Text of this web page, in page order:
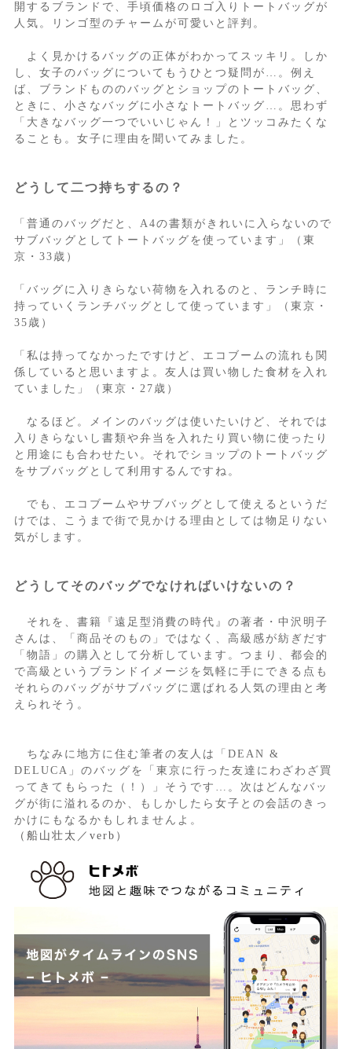
開するブランドで、手頃価格のロゴ入りトートバッグが
人気。リンゴ型のチャームが可愛いと評判。
よく見かけるバッグの正体がわかってスッキリ。しか
し、女子のバッグについてもうひとつ疑問が…。例え
ば、ブランドもののバッグとショップのトートバッグ、
ときに、小さなバッグに小さなトートバッグ…。思わず
「大きなバッグ一つでいいじゃん！」とツッコみたくな
ることも。女子に理由を聞いてみました。
どうして二つ持ちするの？
「普通のバッグだと、A4の書類がきれいに入らないので
サブバッグとしてトートバッグを使っています」（東
京・33歳）
「バッグに入りきらない荷物を入れるのと、ランチ時に
持っていくランチバッグとして使っています」（東京・
35歳）
「私は持ってなかったですけど、エコブームの流れも関
係していると思いますよ。友人は買い物した食材を入れ
ていました」（東京・27歳）
なるほど。メインのバッグは使いたいけど、それでは
入りきらないし書類や弁当を入れたり買い物に使ったり
と用途にも合わせたい。それでショップのトートバッグ
をサブバッグとして利用するんですね。
でも、エコブームやサブバッグとして使えるというだ
けでは、こうまで街で見かける理由としては物足りない
気がします。
どうしてそのバッグでなければいけないの？
それを、書籍『遠足型消費の時代』の著者・中沢明子
さんは、「商品そのもの」ではなく、高級感が紡ぎだす
「物語」の購入として分析しています。つまり、都会的
で高級というブランドイメージを気軽に手にできる点も
それらのバッグがサブバッグに選ばれる人気の理由と考
えられそう。
ちなみに地方に住む筆者の友人は「DEAN &
DELUCA」のバッグを「東京に行った友達にわざわざ買
ってきてもらった（！）」そうです…。次はどんなバッ
グが街に溢れるのか、もしかしたら女子との会話のきっ
かけにもなるかもしれませんよ。
（船山壮太／verb）